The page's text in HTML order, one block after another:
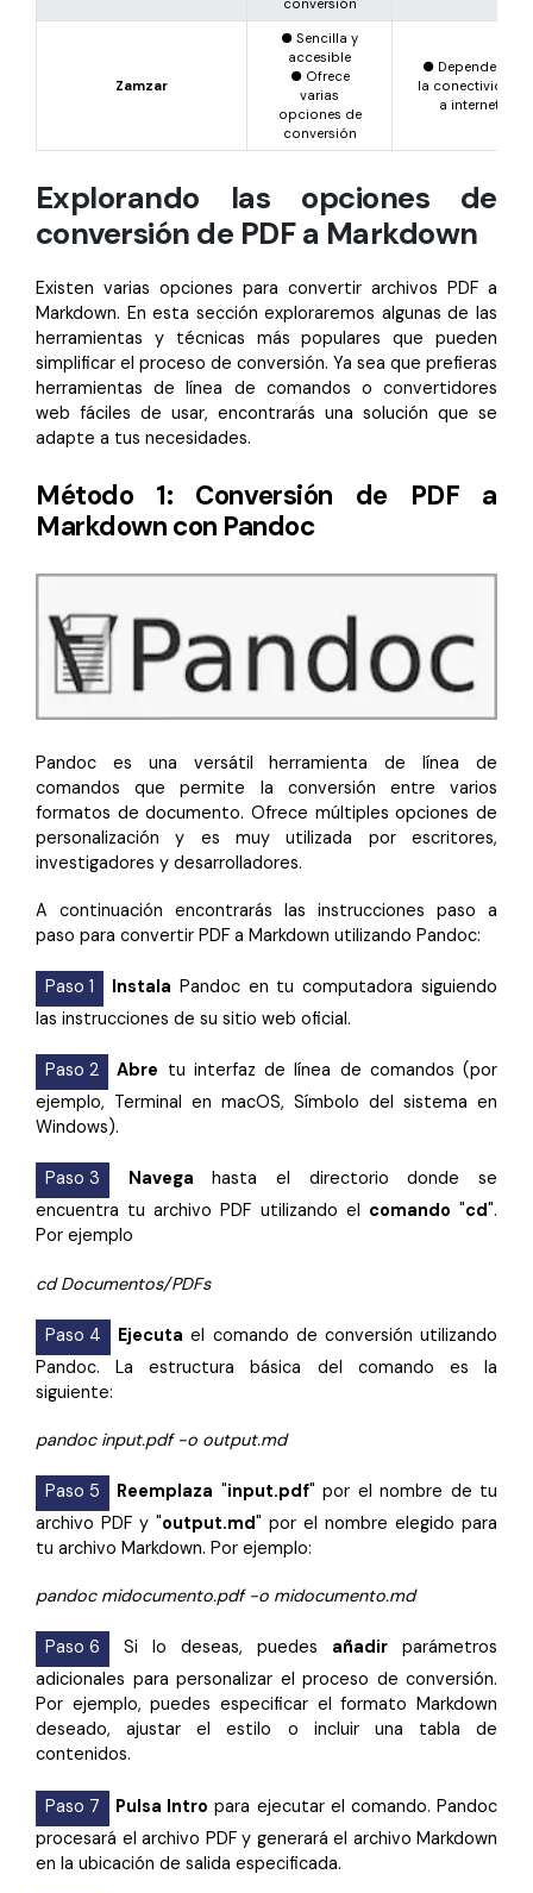
conversión
Zamzar
● Sencilla y
accesible
● Ofrece
varias
opciones de
conversión
● Depende de
la conectividad
a internet
Explorando las opciones de
conversión de PDF a Markdown
Existen varias opciones para convertir archivos PDF a
Markdown. En esta sección exploraremos algunas de las
herramientas y técnicas más populares que pueden
simplificar el proceso de conversión. Ya sea que prefieras
herramientas de línea de comandos o convertidores
web fáciles de usar, encontrarás una solución que se
adapte a tus necesidades.
Método 1: Conversión de PDF a
Markdown con Pandoc
Pandoc es una versátil herramienta de línea de
comandos que permite la conversión entre varios
formatos de documento. Ofrece múltiples opciones de
personalización y es muy utilizada por escritores,
investigadores y desarrolladores.
A continuación encontrarás las instrucciones paso a
paso para convertir PDF a Markdown utilizando Pandoc:
Paso 1 Instala Pandoc en tu computadora siguiendo
las instrucciones de su sitio web oficial.
Paso 2 Abre tu interfaz de línea de comandos (por
ejemplo, Terminal en macOS, Símbolo del sistema en
Windows).
Paso 3 Navega
hasta el directorio donde se
encuentra tu archivo PDF utilizando el
comando "cd".
Por ejemplo
cd Documentos/PDFs
Paso 4 Ejecuta el comando de conversión utilizando
Pandoc. La estructura básica del comando es la
siguiente:
pandoc input.pdf -o output.md
Paso 5 Reemplaza "input.pdf" por el nombre de tu
archivo PDF y "output.md" por el nombre elegido para
tu archivo Markdown. Por ejemplo:
pandoc midocumento.pdf -o midocumento.md
Paso 6 Si lo deseas, puedes añadir
parámetros
adicionales para personalizar el proceso de conversión.
Por ejemplo, puedes especificar el formato Markdown
deseado, ajustar el estilo o incluir una tabla de
contenidos.
Paso 7 Pulsa Intro para ejecutar el comando. Pandoc
procesará el archivo PDF y generará el archivo Markdown
en la ubicación de salida especificada.